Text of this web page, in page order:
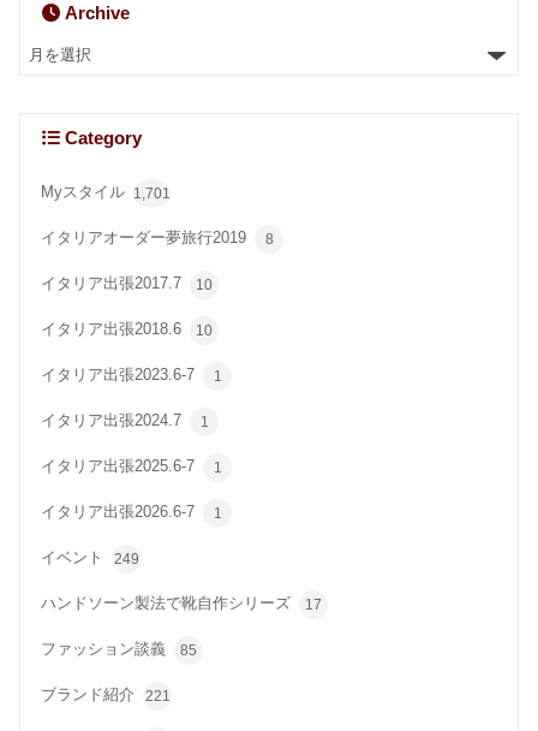
Archive
Category
Myスタイル 1,701
イタリアオーダー夢旅行2019 8
イタリア出張2017.7 10
イタリア出張2018.6 10
イタリア出張2023.6-7 1
イタリア出張2024.7 1
イタリア出張2025.6-7 1
イタリア出張2026.6-7 1
イベント 249
ハンドソーン製法で靴自作シリーズ 17
ファッション談義 85
ブランド紹介 221